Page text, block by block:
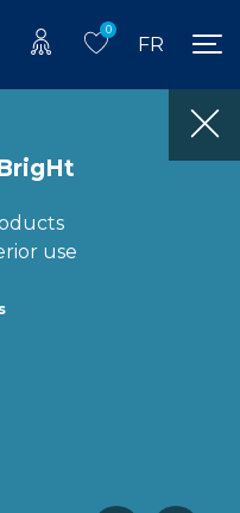
0
FR
use